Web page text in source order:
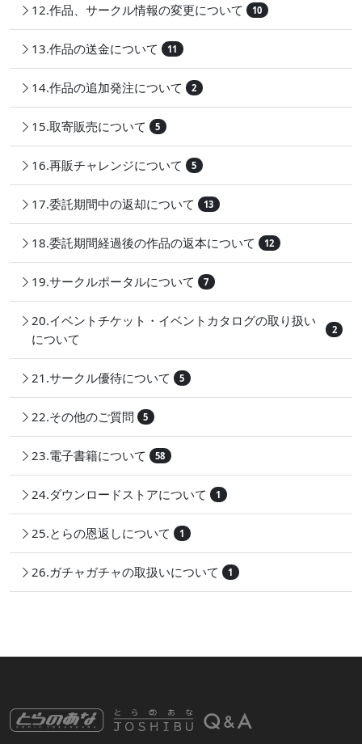
12.作品、サークル情報の変更について 10
13.作品の送金について 11
14.作品の追加発注について 2
15.取寄販売について 5
16.再販チャレンジについて 5
17.委託期間中の返却について 13
18.委託期間経過後の作品の返本について 12
19.サークルポータルについて 7
20.イベントチケット・イベントカタログの取り扱い
について
2
21.サークル優待について 5
22.その他のご質問 5
23.電子書籍について 58
24.ダウンロードストアについて 1
25.とらの恩返しについて 1
26.ガチャガチャの取扱いについて 1